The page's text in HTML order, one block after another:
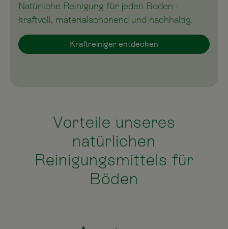
Natürliche Reinigung für jeden Boden -
kraftvoll, materialschonend und nachhaltig.
Kraftreiniger entdecken
Vorteile unseres
natürlichen
Reinigungsmittels für
Böden